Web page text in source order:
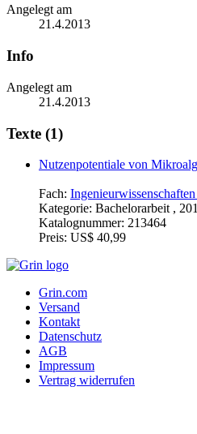
Angelegt am
21.4.2013
Info
Angelegt am
21.4.2013
Texte (1)
Nutzenpotentiale von
Fach:
Kategorie: Bachelorarbeit ,
Katalognummer: 213464
Preis: US$ 40,99
Grin.com
Versand
Kontakt
Datenschutz
AGB
Impressum
Vertrag widerrufen